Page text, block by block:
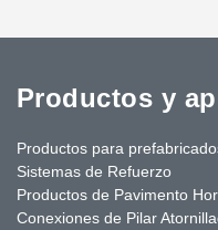
Productos y
Productos para
Sistemas de Refuerzo
Productos de Pavimento
Conexiones de Pilar